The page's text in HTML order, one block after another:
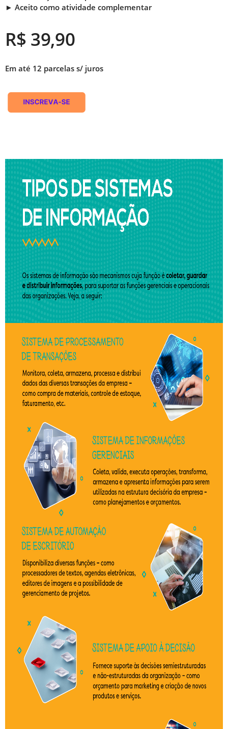
► Aceito como atividade complementar
R$ 39,90
Em até 12 parcelas s/ juros